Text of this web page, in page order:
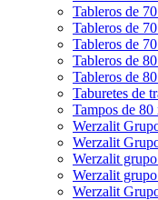
Tableros de
Tableros de
Tableros de
Tableros de
Tableros de
Taburetes de
Tampos de 80
Werzalit
Werzalit
Werzalit
Werzalit
Werzalit